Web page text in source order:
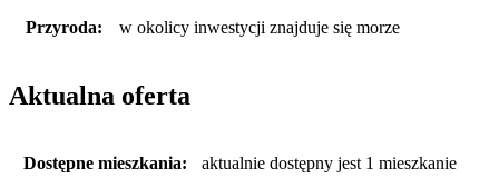
Przyroda: w okolicy inwestycji znajduje się morze
Aktualna oferta
Dostępne mieszkania: aktualnie dostępny jest 1 mieszkanie